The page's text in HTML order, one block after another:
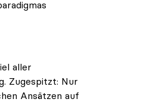
aller
Zugespitzt: Nur
Ansätzen auf